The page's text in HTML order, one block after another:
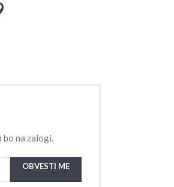
bo na zalogi.
OBVESTI ME